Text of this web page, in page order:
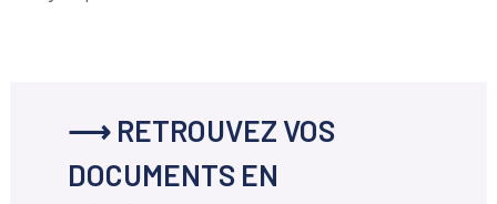
⟶ RETROUVEZ VOS
DOCUMENTS EN